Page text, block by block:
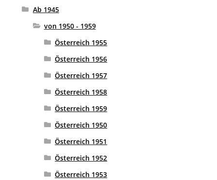
Ab 1945
von 1950 - 1959
Österreich 1955
Österreich 1956
Österreich 1957
Österreich 1958
Österreich 1959
Österreich 1950
Österreich 1951
Österreich 1952
Österreich 1953